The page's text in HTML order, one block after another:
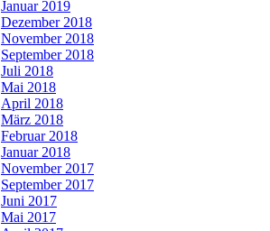
Januar 2019
Dezember 2018
November 2018
September 2018
Juli 2018
Mai 2018
April 2018
März 2018
Februar 2018
Januar 2018
November 2017
September 2017
Juni 2017
Mai 2017